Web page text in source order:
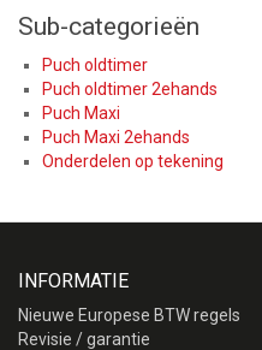
Sub-categorieën
Puch oldtimer
Puch oldtimer 2ehands
Puch Maxi
Puch Maxi 2ehands
Onderdelen op tekening
INFORMATIE
Nieuwe Europese BTW regels
Revisie / garantie